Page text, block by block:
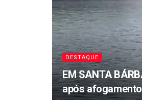
DESTAQUE
EM SANTA
após